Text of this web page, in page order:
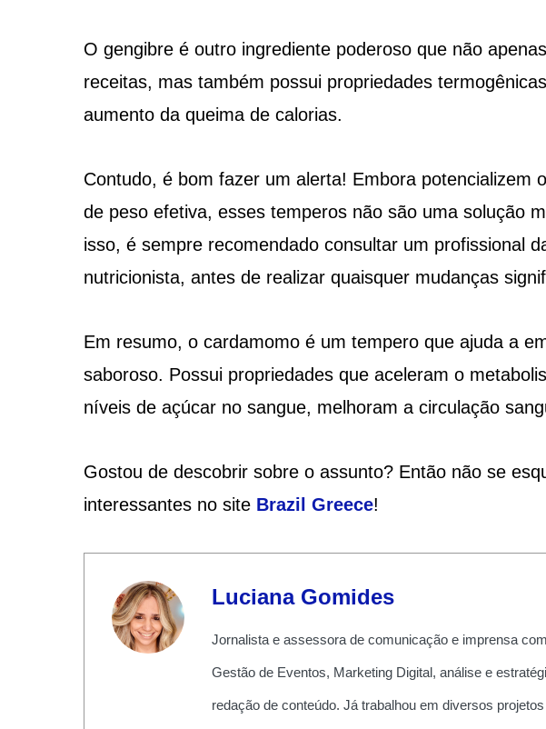
O gengibre é outro ingrediente poderoso que não
receitas, mas também possui propriedades
aumento da queima de calorias.
Contudo, é bom fazer um alerta! Embora potencializem
de peso efetiva, esses temperos não são uma solução
isso, é sempre recomendado consultar um profissional
nutricionista, antes de realizar quaisquer mudanças
Em resumo, o cardamomo é um tempero que ajuda a
saboroso. Possui propriedades que aceleram o
níveis de açúcar no sangue, melhoram a circulação
Gostou de descobrir sobre o assunto? Então não se
interessantes no site Brazil Greece!
Luciana Gomides
Jornalista e assessora de comunicação e imprensa
Gestão de Eventos, Marketing Digital, análise e
redação de conteúdo. Já trabalhou em diversos